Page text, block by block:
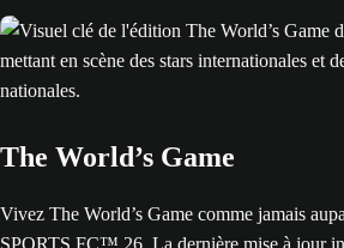
The World’s Game
Vivez The World’s Game comme jamais
SPORTS FC™ 26. La dernière mise à jour